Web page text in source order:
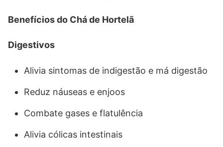
Benefícios do Chá de Hortelã
Digestivos
Alivia sintomas de indigestão e má digestão
Reduz náuseas e enjoos
Combate gases e flatulência
Alivia cólicas intestinais